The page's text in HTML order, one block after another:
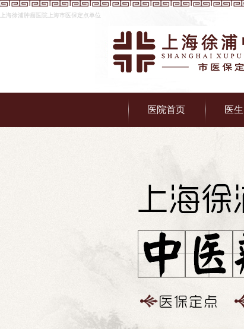
上海徐浦肿瘤医院上海市医保定点单位
医院首页 医